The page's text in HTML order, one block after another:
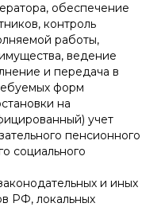
обеспечение
контроль
работы,
ведение
и передача в
форм
на
учет
пенсионного
социального
и иных
РФ, локальных